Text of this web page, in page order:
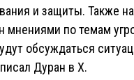
и защиты. Также
мнениями по темам
обсуждаться
Дуран в Х.